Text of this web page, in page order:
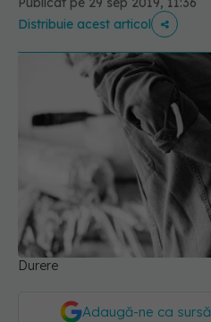
Distribuie acest articol
Durere
Adaugă-ne ca